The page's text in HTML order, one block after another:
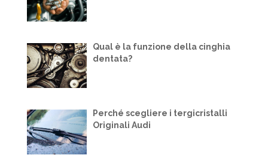
Qual è la funzione della cinghia
dentata?
Perché scegliere i tergicristalli
Originali Audi